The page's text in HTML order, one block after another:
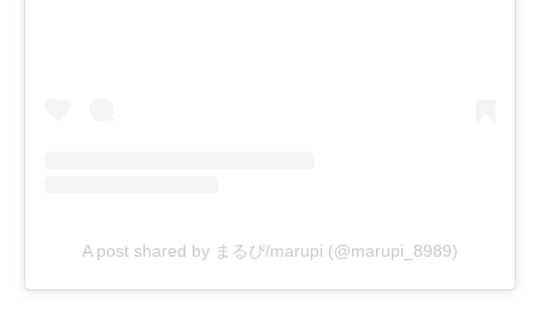
A post shared by まるぴ/marupi (@marupi_8989)